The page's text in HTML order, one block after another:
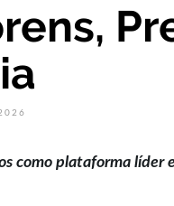
como plataforma líder